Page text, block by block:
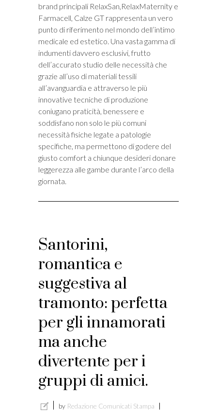
brand principali RelaxSan,RelaxMaternity e
Farmacell, Calze GT rappresenta un vero
punto di riferimento nel mondo dell’intimo
medicale ed estetico. Una vasta gamma di
indumenti davvero esclusivi, frutto
dell’accurato studio delle necessità che
grazie all’uso di materiali tessili
all’avanguardia e attraverso le più
innovative tecniche di produzione
coniugano praticità, benessere e
soddisfano non solo le più comuni
necessità fisiche legate a patologie
specifiche, ma permettono di godere del
giusto comfort a chiunque desideri donare
leggerezza alle gambe durante l’arco della
giornata.
Santorini,
romantica e
suggestiva al
tramonto: perfetta
per gli innamorati
ma anche
divertente per i
gruppi di amici.
by Redazione Comunicati Stampa